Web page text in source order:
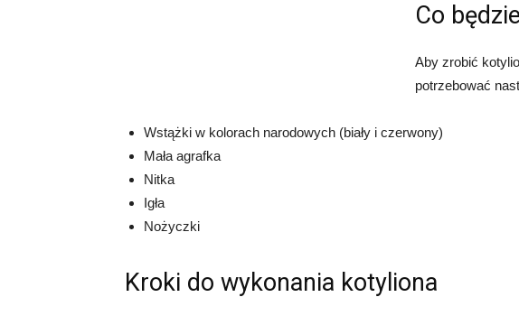
Co
Aby zrobić
potrzebować
Wstążki w kolorach narodowych (biały i czerwony)
Mała agrafka
Nitka
Igła
Nożyczki
Kroki do wykonania kotyliona